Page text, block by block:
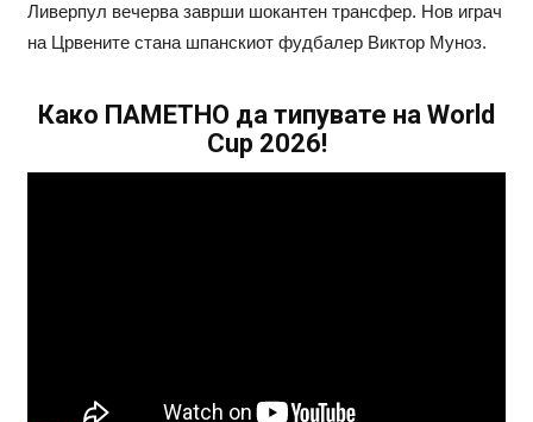
Ливерпул вечерва заврши шокантен трансфер. Нов играч
на Црвените стана шпанскиот фудбалер Виктор Муноз.
Како ПАМЕТНО да типувате на World
Cup 2026!